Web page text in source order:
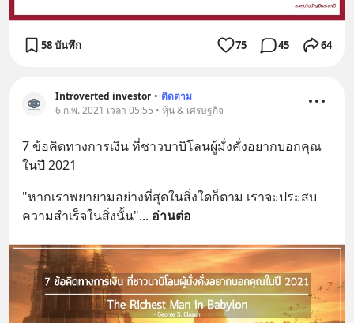
58 บันทึก 75 45 64
Introverted investor • ติดตาม
6 ก.พ. 2021 เวลา 05:55 • หุ้น & เศรษฐกิจ
7 ข้อคิดทางการเงิน ที่ชาวบาบิโลนผู้มั่งคั่งอยากบอกคุณ
ในปี 2021
"หากเราพยายามอย่างที่สุดในสิ่งใดก็ตาม เราจะประสบ
ความสำเร็จในสิ่งนั้น"... อ่านต่อ